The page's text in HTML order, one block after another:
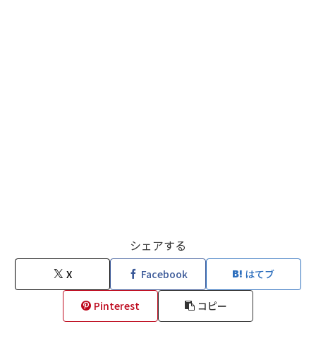
シェアする
X Facebook はてブ
Pinterest コピー